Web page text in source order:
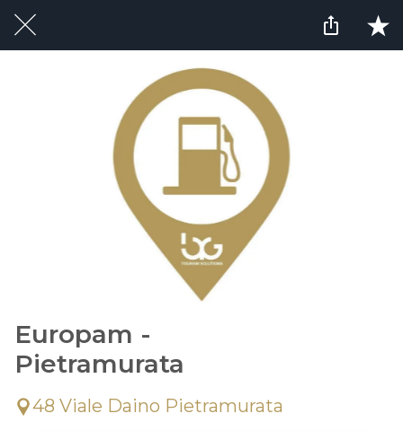
Europam -
Pietramurata
48 Viale Daino Pietramurata